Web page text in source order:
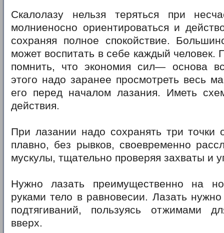
Скалолазу нельзя теряться при
молниеносно ориентироваться и
сохраняя полное спокойствие.
может воспитать в себе каждый человек.
помнить, что экономия сил— основа
этого надо заранее просмотреть весь
его перед началом лазания. Иметь
действия.
При лазании надо сохранять три точки
плавно, без рывков, своевременно
мускулы, тщательно проверяя захваты и
Нужно лазать преимущественно на
руками тело в равновесии. Лазать
подтягиваний, пользуясь отжимами
вверх.